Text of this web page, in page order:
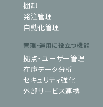
棚卸
発注管理
自動化管理
管理・運用に役立つ機能
拠点・ユーザー管理
在庫データ分析
セキュリティ強化
外部サービス連携